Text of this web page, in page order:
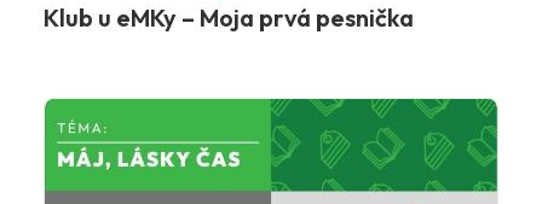
Klub u eMKy – Moja prvá pesnička